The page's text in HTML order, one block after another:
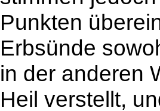
Punkten
Erbsünde
in der anderen
Heil verstellt,